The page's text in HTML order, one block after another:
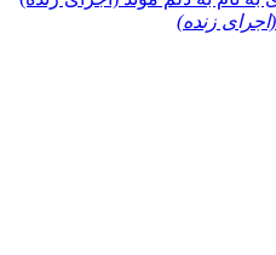
زنده)